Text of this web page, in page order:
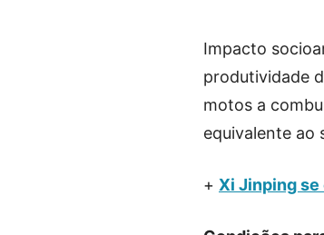
Impacto
produtividade
motos a
equivalente ao
+ Xi Jinping se